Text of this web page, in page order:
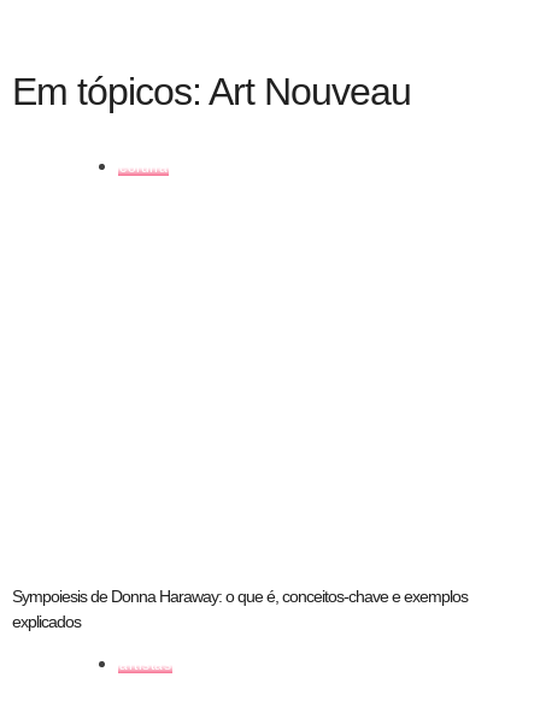
Em tópicos: Art Nouveau
coluna
Sympoiesis de Donna Haraway: o que é, conceitos-chave e exemplos
explicados
artistas